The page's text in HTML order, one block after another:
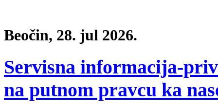
Beočin, 28. jul 2026.
Servisna informacija-
na putnom pravcu ka